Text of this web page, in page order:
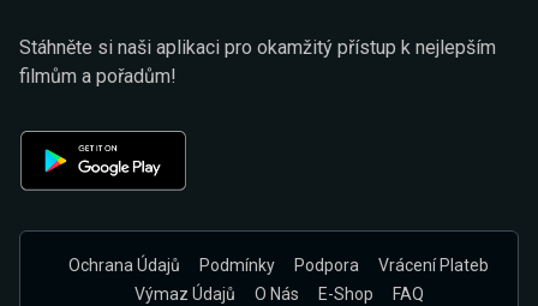
Stáhněte si naši aplikaci pro okamžitý přístup k nejlepším
filmům a pořadům!
Ochrana Údajů Podmínky Podpora
Vrácení Plateb
Výmaz Údajů
O Nás E-Shop FAQ